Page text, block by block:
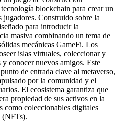
blockchain para crear un
Construido sobre la
para introducir la
masiva combinando un tema de
mecánicas GameFi. Los
islas virtuales, coleccionar y
conocer nuevos amigos. Este
de entrada clave al metaverso,
por la comunidad y el
El ecosistema garantiza que
propiedad de sus activos en la
como coleccionables digitales
(NFTs).